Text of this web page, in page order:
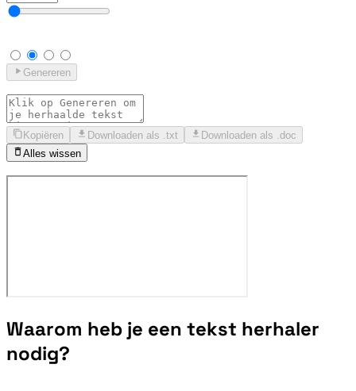
Genereren
Kopiëren Downloaden als .txt
Downloaden als .doc
Alles wissen
Waarom heb je een tekst herhaler
nodig?